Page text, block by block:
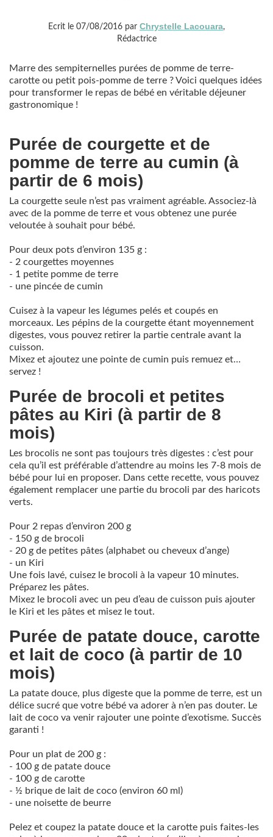
Ecrit le 07/08/2016 par Chrystelle Lacouara,
Rédactrice
Marre des sempiternelles purées de pomme de terre-
carotte ou petit pois-pomme de terre ? Voici quelques idées
pour transformer le repas de bébé en véritable déjeuner
gastronomique !
Purée de courgette et de
pomme de terre au cumin (à
partir de 6 mois)
La courgette seule n’est pas vraiment agréable. Associez-là
avec de la pomme de terre et vous obtenez une purée
veloutée à souhait pour bébé.
Pour deux pots d’environ 135 g :
- 2 courgettes moyennes
- 1 petite pomme de terre
- une pincée de cumin
Cuisez à la vapeur les légumes pelés et coupés en
morceaux. Les pépins de la courgette étant moyennement
digestes, vous pouvez retirer la partie centrale avant la
cuisson.
Mixez et ajoutez une pointe de cumin puis remuez et…
servez !
Purée de brocoli et petites
pâtes au Kiri (à partir de 8
mois)
Les brocolis ne sont pas toujours très digestes : c’est pour
cela qu’il est préférable d’attendre au moins les 7-8 mois de
bébé pour lui en proposer. Dans cette recette, vous pouvez
également remplacer une partie du brocoli par des haricots
verts.
Pour 2 repas d’environ 200 g
- 150 g de brocoli
- 20 g de petites pâtes (alphabet ou cheveux d’ange)
- un Kiri
Une fois lavé, cuisez le brocoli à la vapeur 10 minutes.
Préparez les pâtes.
Mixez le brocoli avec un peu d’eau de cuisson puis ajouter
le Kiri et les pâtes et misez le tout.
Purée de patate douce, carotte
et lait de coco (à partir de 10
mois)
La patate douce, plus digeste que la pomme de terre, est un
délice sucré que votre bébé va adorer à n’en pas douter. Le
lait de coco va venir rajouter une pointe d’exotisme. Succès
garanti !
Pour un plat de 200 g :
- 100 g de patate douce
- 100 g de carotte
- ½ brique de lait de coco (environ 60 ml)
- une noisette de beurre
Pelez et coupez la patate douce et la carotte puis faites-les